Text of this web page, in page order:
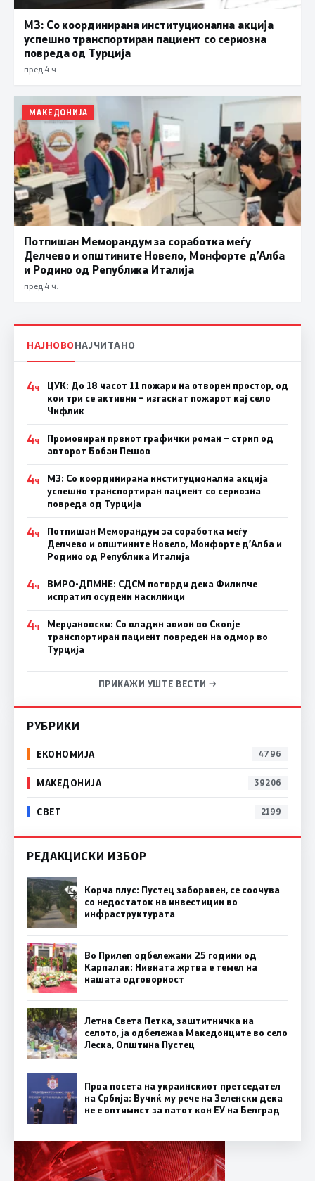
МЗ: Со координирана институционална акција
успешно транспортиран пациент со сериозна
повреда од Турција
пред 4 ч.
МАКЕДОНИЈА
Потпишан Меморандум за соработка меѓу
Делчево и општините Новело, Монфорте д’Алба
и Родино од Република Италија
пред 4 ч.
НАЈНОВОНАЈЧИТАНО
4Ч
ЦУК: До 18 часот 11 пожари на отворен простор, од
кои три се активни – изгаснат пожарот кај село
Чифлик
4Ч
Промовиран првиот графички роман – стрип од
авторот Бобан Пешов
4Ч
МЗ: Со координирана институционална акција
успешно транспортиран пациент со сериозна
повреда од Турција
4Ч
Потпишан Меморандум за соработка меѓу
Делчево и општините Новело, Монфорте д’Алба и
Родино од Република Италија
4Ч
ВМРО-ДПМНЕ: СДСM потврди дека Филипче
испратил осудени насилници
4Ч
Мерџановски: Со владин авион во Скопје
транспортиран пациент повреден на одмор во
Турција
ПРИКАЖИ УШТЕ ВЕСТИ →
РУБРИКИ
ЕКОНОМИЈА 4796
МАКЕДОНИЈА 39206
СВЕТ 2199
РЕДАКЦИСКИ ИЗБОР
Корча плус: Пустец заборавен, се соочува
со недостаток на инвестиции во
инфраструктурата
Во Прилеп одбележани 25 години од
Карпалак: Нивната жртва е темел на
нашата одговорност
Летна Света Петка, заштитничка на
селото, ја одбележаа Македонците во село
Леска, Општина Пустец
Прва посета на украинскиот претседател
на Србија: Вучиќ му рече на Зеленски дека
не е оптимист за патот кон ЕУ на Белград